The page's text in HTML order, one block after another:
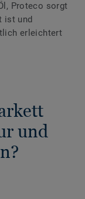
Proteco sorgt
ist und
erleichtert
und